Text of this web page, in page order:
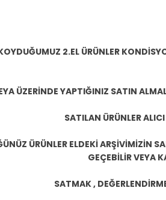
2.EL ÜRÜNLER
ÜZERİNDE YAPTIĞINIZ SATIN
SATILAN ÜRÜNLER
ÜRÜNLER ELDEKİ ARŞİVİMİZİN
GEÇEBİLİR VEYA
SATMAK ,